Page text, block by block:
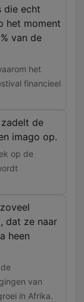
die echt
het moment
van de
het
financieel
de
imago op.
op de
dat ze naar
heen
van
in Afrika.